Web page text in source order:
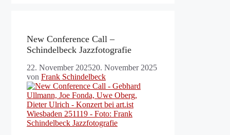
New Conference Call –
Schindelbeck Jazzfotografie
22. November 202520. November 2025
von Frank Schindelbeck